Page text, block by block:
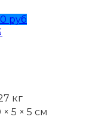
руб
кг
× 5 × 5 см